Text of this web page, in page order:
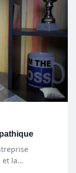
et la